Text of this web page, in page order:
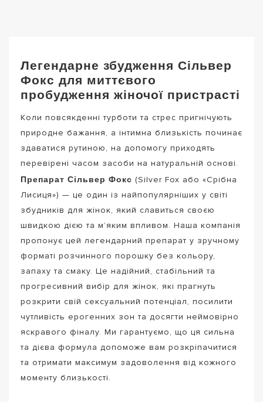
Легендарне збудження Сільвер
Фокс для миттєвого
пробудження жіночої пристрасті
Коли повсякденні турботи та стрес пригнічують
природне бажання, а інтимна близькість починає
здаватися рутиною, на допомогу приходять
перевірені часом засоби на натуральній основі.
Препарат Сільвер Фокс (Silver Fox або «Срібна
Лисиця») — це один із найпопулярніших у світі
збудників для жінок, який славиться своєю
швидкою дією та м’яким впливом. Наша компанія
пропонує цей легендарний препарат у зручному
форматі розчинного порошку без кольору,
запаху та смаку. Це надійний, стабільний та
прогресивний вибір для жінок, які прагнуть
розкрити свій сексуальний потенціал, посилити
чутливість ерогенних зон та досягти неймовірно
яскравого фіналу. Ми гарантуємо, що ця сильна
та дієва формула допоможе вам розкріпачитися
та отримати максимум задоволення від кожного
моменту близькості.